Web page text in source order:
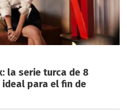
la serie turca de 8
para el fin de